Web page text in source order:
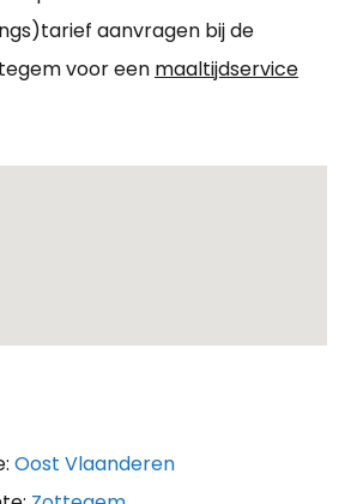
aanvragen bij de
voor een maaltijdservice
Oost Vlaanderen